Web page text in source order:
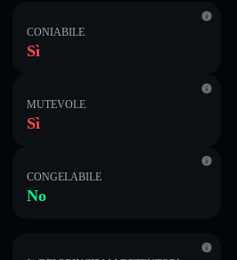
CONIABILE
Sì
MUTEVOLE
Sì
CONGELABILE
No